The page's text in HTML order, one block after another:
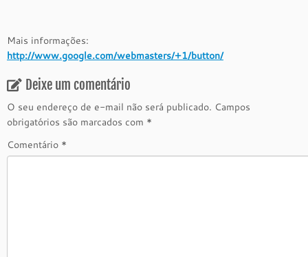
Mais informações:
http://www.google.com/webmasters/+1/button/
Deixe um comentário
O seu endereço de e-mail não será publicado. Campos
obrigatórios são marcados com *
Comentário *